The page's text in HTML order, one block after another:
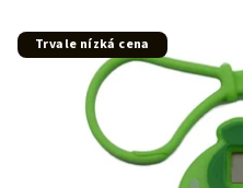
Trvale nízká cena